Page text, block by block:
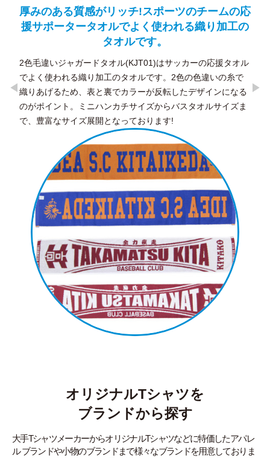
る
ほどよくハリのあるツイル生地の浅めキャッ
プ。
金属クリップアジャスター付きでサイズ調節ができます。コ
ーディネートに合わせやすく、男女問わず人気の定番キャッ
プです。
オリジナルTシャツを
ブランドから探す
大手TシャツメーカーからオリジナルTシャツなどに特価したアパレ
ル ブランドや小物のブランドまで様々なブランドを用意しておりま